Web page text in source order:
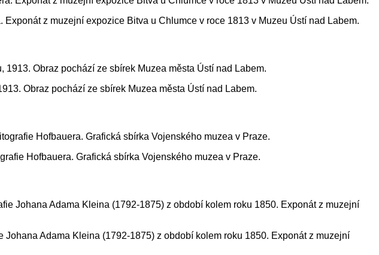
z muzejní expozice Bitva u Chlumce v roce 1813 v Muzeu Ústí nad Labem.
Obraz pochází ze sbírek Muzea města Ústí nad Labem.
Hofbauera. Grafická sbírka Vojenského muzea v Praze.
Adama Kleina (1792-1875) z období kolem roku 1850. Exponát z muzejní